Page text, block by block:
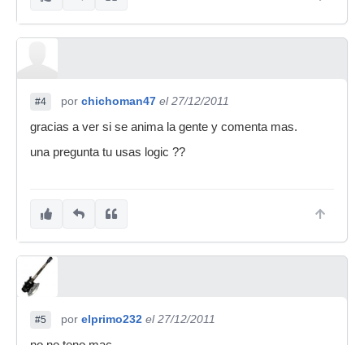
#4 por chichoman47 el 27/12/2011
gracias a ver si se anima la gente y comenta mas.
una pregunta tu usas logic ??
#5 por elprimo232 el 27/12/2011